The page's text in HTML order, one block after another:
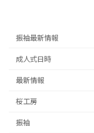
振袖最新情報
成人式日時
最新情報
桜工房
振袖